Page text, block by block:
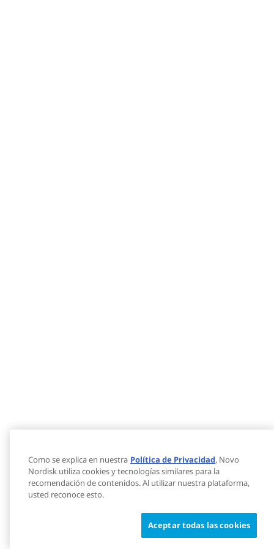
Como se explica en nuestra Política de Privacidad, Novo
Nordisk utiliza cookies y tecnologías similares para la
recomendación de contenidos. Al utilizar nuestra plataforma,
usted reconoce esto.
Aceptar todas las cookies